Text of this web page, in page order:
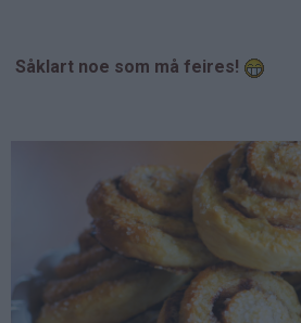
Såklart noe som må feires!